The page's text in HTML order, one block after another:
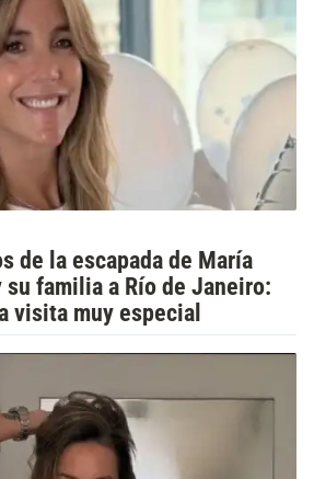
de la escapada de María
su familia a Río de Janeiro:
visita muy especial